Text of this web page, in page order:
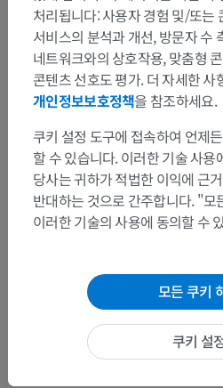
문제를 발견하셨나요?
수정이나, 번역 또는 콘텐츠 개선
연락 주세요.
문제
앱 다운로드
처리됩니다: 사용자 경험 및/또는
서비스의 분석과 개선, 방문자 수
네트워크와의 상호작용, 맞춤형
콘텐츠 선호도 평가. 더 자세한 사
개인정보보호정책을 참조하세요.
쿠키 설정 도구에 접속하여 언제
할 수 있습니다. 이러한 기술 사용
당사는 귀하가 적법한 이익에 근
반대하는 것으로 간주합니다. "
이러한 기술의 사용에 동의할 수
모든 쿠키
쿠키 설